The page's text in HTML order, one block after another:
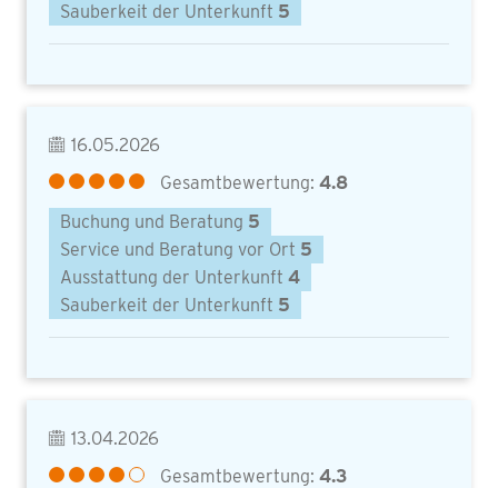
Sauberkeit der Unterkunft 5
16.05.2026
Gesamtbewertung: 4.8
Buchung und Beratung 5
Service und Beratung vor Ort 5
Ausstattung der Unterkunft 4
Sauberkeit der Unterkunft 5
13.04.2026
Gesamtbewertung: 4.3